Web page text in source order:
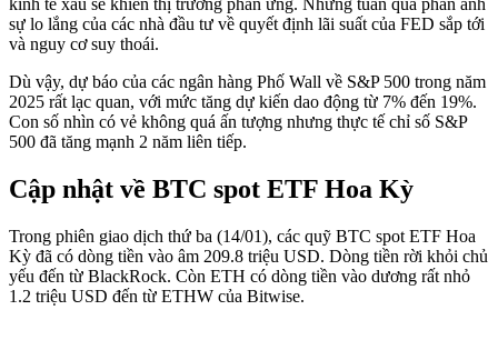
kinh tế xấu sẽ khiến thị trường phản ứng. Những tuần qua phản ánh
sự lo lắng của các nhà đầu tư về quyết định lãi suất của FED sắp tới
và nguy cơ suy thoái.
Dù vậy, dự báo của các ngân hàng Phố Wall về S&P 500 trong năm
2025 rất lạc quan, với mức tăng dự kiến dao động từ 7% đến 19%.
Con số nhìn có vẻ không quá ấn tượng nhưng thực tế chỉ số S&P
500 đã tăng mạnh 2 năm liên tiếp.
Cập nhật về BTC spot ETF Hoa Kỳ
Trong phiên giao dịch thứ ba (14/01), các quỹ BTC spot ETF Hoa
Kỳ đã có dòng tiền vào âm 209.8 triệu USD. Dòng tiền rời khỏi chủ
yếu đến từ BlackRock. Còn ETH có dòng tiền vào dương rất nhỏ
1.2 triệu USD đến từ ETHW của Bitwise.